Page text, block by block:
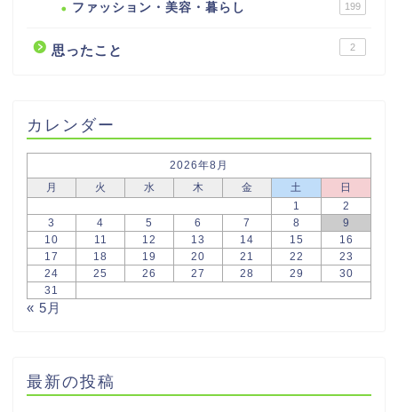
ファッション・美容・暮らし 199
思ったこと 2
カレンダー
2026年8月
月
火 水 木 金 土
日
1
2
3
4 5 6 7 8
9
10
11 12 13 14 15
16
17
18 19 20 21 22
23
24
25 26 27 28 29
30
31
« 5月
最新の投稿